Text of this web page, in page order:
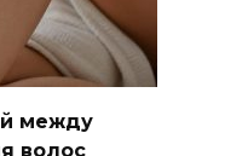
между
волос